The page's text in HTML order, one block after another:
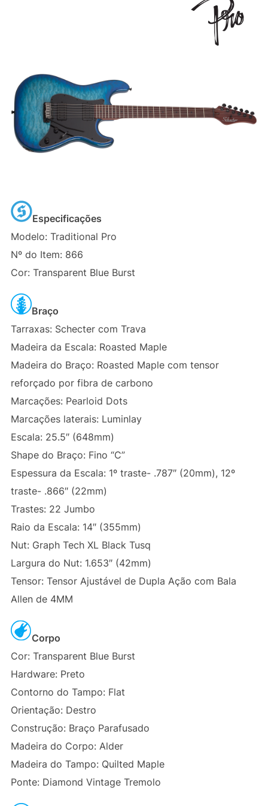
Especificações
Modelo: Traditional Pro
Nº do Item: 866
Cor: Transparent Blue Burst
Braço
Tarraxas: Schecter com Trava
Madeira da Escala: Roasted Maple
Madeira do Braço: Roasted Maple com tensor
reforçado por fibra de carbono
Marcações: Pearloid Dots
Marcações laterais: Luminlay
Escala: 25.5″ (648mm)
Shape do Braço: Fino “C”
Espessura da Escala: 1º traste- .787″ (20mm), 12º
traste- .866″ (22mm)
Trastes: 22 Jumbo
Raio da Escala: 14″ (355mm)
Nut: Graph Tech XL Black Tusq
Largura do Nut: 1.653″ (42mm)
Tensor: Tensor Ajustável de Dupla Ação com Bala
Allen de 4MM
Corpo
Cor: Transparent Blue Burst
Hardware: Preto
Contorno do Tampo: Flat
Orientação: Destro
Construção: Braço Parafusado
Madeira do Corpo: Alder
Madeira do Tampo: Quilted Maple
Ponte: Diamond Vintage Tremolo